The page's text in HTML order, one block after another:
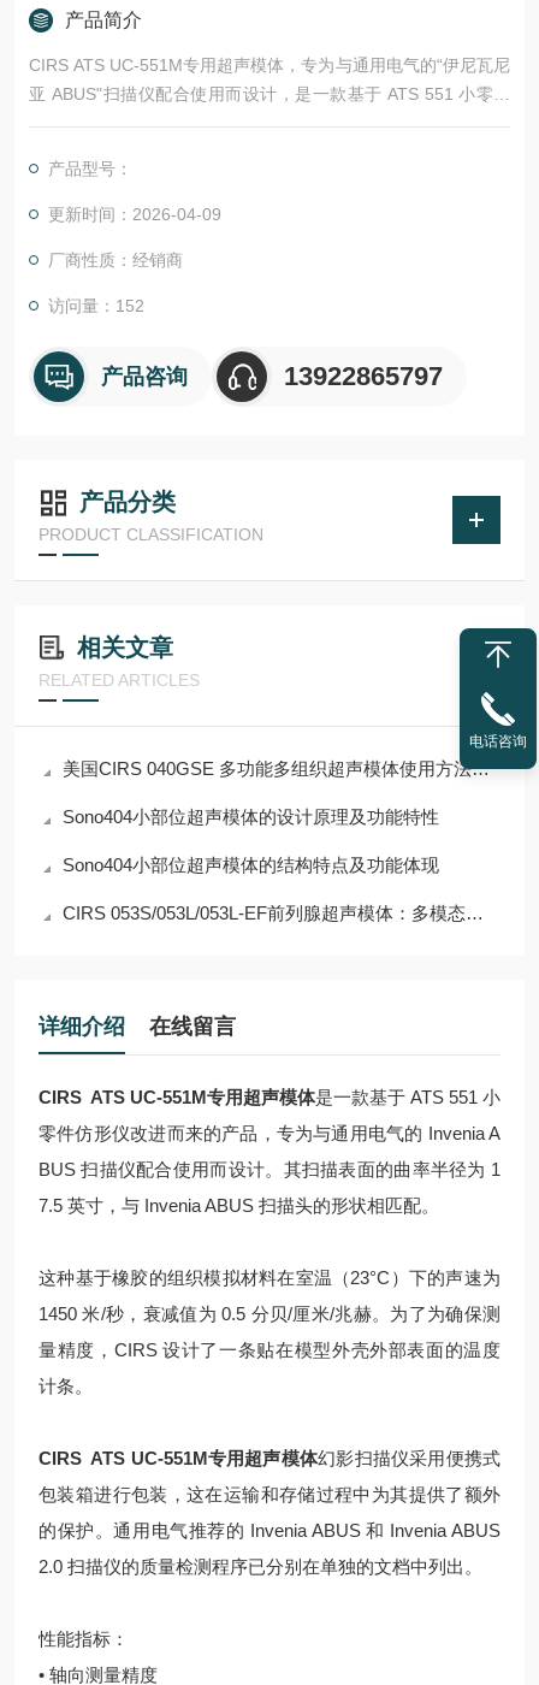
产品简介
CIRS ATS UC-551M专用超声模体，专为与通用电气的“伊尼瓦尼
亚 ABUS"扫描仪配合使用而设计，是一款基于 ATS 551 小零件
仿形仪改进而来的产品。
产品型号：
更新时间：2026-04-09
厂商性质：经销商
访问量：152
产品咨询 13922865797
产品分类
PRODUCT CLASSIFICATION
相关文章
RELATED ARTICLES
美国CIRS 040GSE 多功能多组织超声模体使用方法详解
Sono404小部位超声模体的设计原理及功能特性
Sono404小部位超声模体的结构特点及功能体现
CIRS 053S/053L/053L-EF前列腺超声模体：多模态介入手术质控与实训标准体模
详细介绍 在线留言
CIRS ATS UC-551M专用超声模体是一款基于 ATS 551 小
零件仿形仪改进而来的产品，专为与通用电气的 Invenia A
BUS 扫描仪配合使用而设计。其扫描表面的曲率半径为 1
7.5 英寸，与 Invenia ABUS 扫描头的形状相匹配。
这种基于橡胶的组织模拟材料在室温（23°C）下的声速为
1450 米/秒，衰减值为 0.5 分贝/厘米/兆赫。为了为确保测
量精度，CIRS 设计了一条贴在模型外壳外部表面的温度
计条。
CIRS ATS UC-551M专用超声模体幻影扫描仪采用便携式
包装箱进行包装，这在运输和存储过程中为其提供了额外
的保护。通用电气推荐的 Invenia ABUS 和 Invenia ABUS
2.0 扫描仪的质量检测程序已分别在单独的文档中列出。
性能指标：
• 轴向测量精度
电话咨询